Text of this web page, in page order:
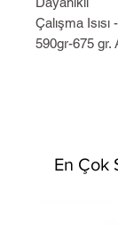
Çalışma Isısı
590gr-675 gr.
En Çok